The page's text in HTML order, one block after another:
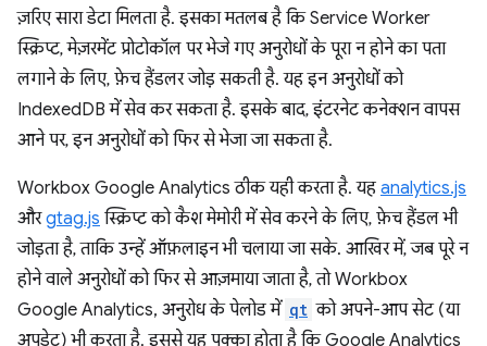
ज़रिए सारा डेटा मिलता है. इसका मतलब है कि Service Worker
स्क्रिप्ट, मेज़रमेंट प्रोटोकॉल पर भेजे गए अनुरोधों के पूरा न होने का पता
लगाने के लिए, फ़ेच हैंडलर जोड़ सकती है. यह इन अनुरोधों को
IndexedDB में सेव कर सकता है. इसके बाद, इंटरनेट कनेक्शन वापस
आने पर, इन अनुरोधों को फिर से भेजा जा सकता है.
Workbox Google Analytics ठीक यही करता है. यह analytics.js
औरgtag.js स्क्रिप्ट को कैश मेमोरी में सेव करने के लिए, फ़ेच हैंडल भी
जोड़ता है, ताकि उन्हें ऑफ़लाइन भी चलाया जा सके. आखिर में, जब पूरे न
होने वाले अनुरोधों को फिर से आज़माया जाता है, तो Workbox
Google Analytics, अनुरोध के पेलोड में qt को अपने-आप सेट (या
अपडेट) भी करता है. इससे यह पक्का होता है कि Google Analytics